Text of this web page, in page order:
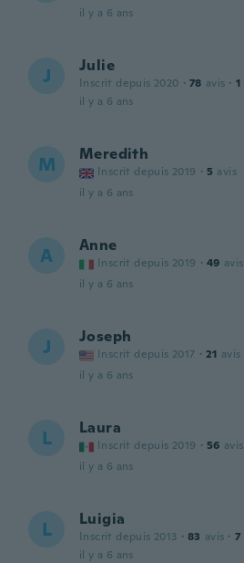
il y a 6 ans
J Julie
Inscrit depuis 2020 · 78 avis · 1
il y a 6 ans
M Meredith
Inscrit depuis 2019 · 5 avis
il y a 6 ans
A Anne
Inscrit depuis 2019 · 49 avis
il y a 6 ans
J Joseph
Inscrit depuis 2017 · 21 avis
il y a 6 ans
L Laura
Inscrit depuis 2019 · 56 avis
il y a 6 ans
L Luigia
Inscrit depuis 2013 · 83 avis · 7
il y a 6 ans